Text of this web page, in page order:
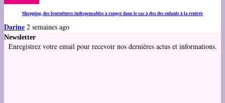
Shopping, des fournitures indispensables à ranger dans le sac à dos des enfants à la rentrée
Darine 2 semaines ago
Newsletter
Enregistrez votre email pour recevoir nos dernières actus et informations.